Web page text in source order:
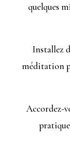
quelques
Installez
méditation
Accordez-